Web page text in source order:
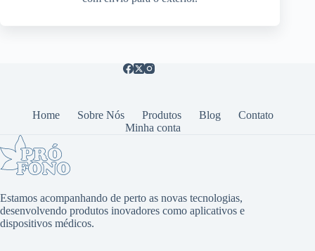
Home Sobre Nós Produtos Blog
Contato
Minha conta
Estamos acompanhando de perto as novas tecnologias,
desenvolvendo produtos inovadores como aplicativos e
dispositivos médicos.